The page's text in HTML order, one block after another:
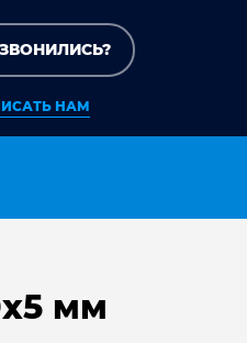
НАМ
мм